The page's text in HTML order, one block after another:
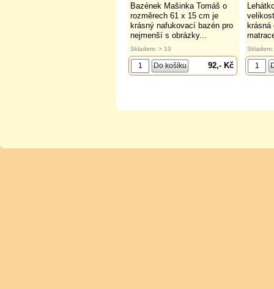
Bazének Mašinka Tomáš o
rozměrech 61 x 15 cm je
krásný nafukovací bazén pro
nejmenší s obrázky...
Skladem: > 10
92,- Kč